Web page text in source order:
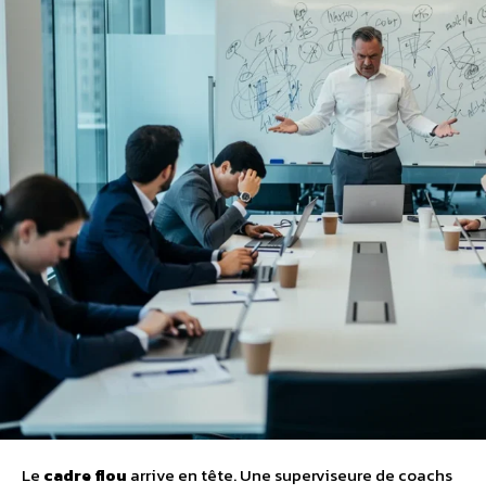
Le cadre flou arrive en tête. Une superviseure de coachs